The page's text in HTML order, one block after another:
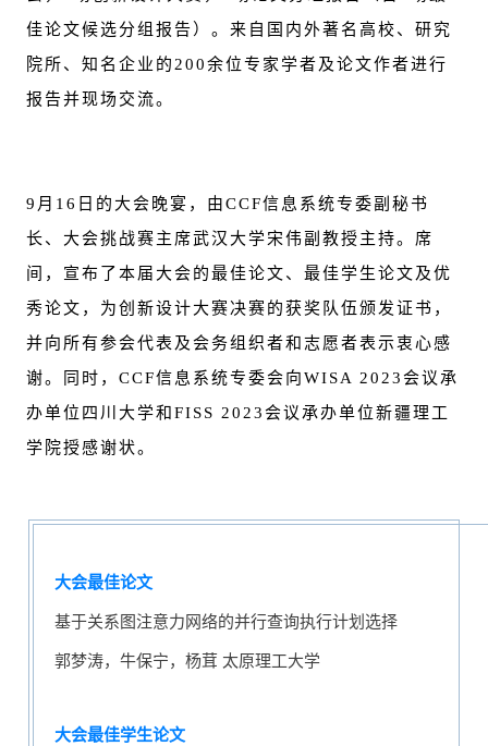
佳论文候选分组报告）。来自国内外著名高校、研究
院所、知名企业的200余位专家学者及论文作者进行
报告并现场交流。
9月16日的大会晚宴，由CCF信息系统专委副秘书
长、大会挑战赛主席武汉大学宋伟副教授主持。席
间，宣布了本届大会的最佳论文、最佳学生论文及优
秀论文，为创新设计大赛决赛的获奖队伍颁发证书，
并向所有参会代表及会务组织者和志愿者表示衷心感
谢。同时，CCF信息系统专委会向WISA 2023会议承
办单位四川大学和FISS 2023会议承办单位新疆理工
学院授感谢状。
大会最佳论文
基于关系图注意力网络的并行查询执行计划选择
郭梦涛，牛保宁，杨茸 太原理工大学
大会最佳学生论文